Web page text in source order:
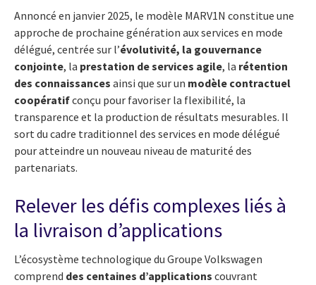
Annoncé en janvier 2025, le modèle MARV1N constitue une
approche de prochaine génération aux services en mode
délégué, centrée sur l’évolutivité, la gouvernance
conjointe, la prestation de services agile, la rétention
des connaissances ainsi que sur un modèle contractuel
coopératifconçu pour favoriser la flexibilité, la
transparence et la production de résultats mesurables. Il
sort du cadre traditionnel des services en mode délégué
pour atteindre un nouveau niveau de maturité des
partenariats.
Relever les défis complexes liés à
la livraison d’applications
L’écosystème technologique du Groupe Volkswagen
comprend des centaines d’applications couvrant